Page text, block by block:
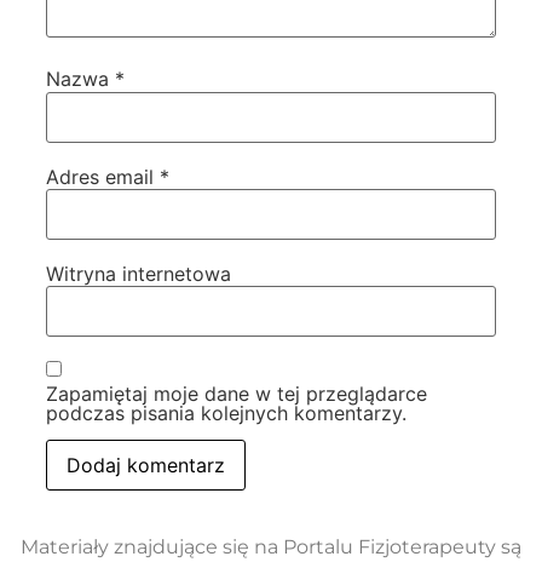
Nazwa *
Adres email *
Witryna internetowa
Zapamiętaj moje dane w tej przeglądarce
podczas pisania kolejnych komentarzy.
Materiały znajdujące się na Portalu Fizjoterapeuty są